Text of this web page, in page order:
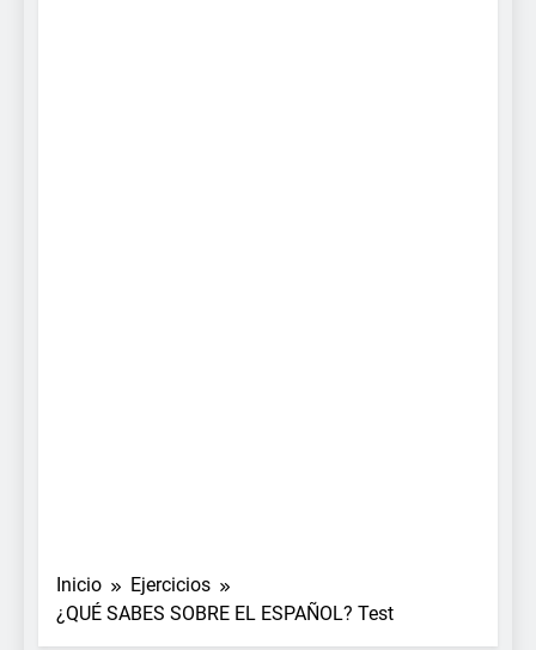
Inicio
Ejercicios
¿QUÉ SABES SOBRE EL ESPAÑOL? Test